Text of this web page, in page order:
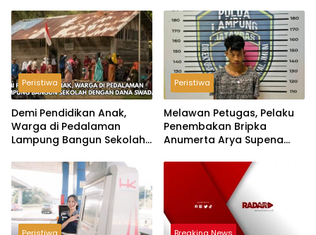
Peristiwa
Demi Pendidikan Anak,
Warga di Pedalaman
Lampung Bangun Sekolah
Peristiwa
Melawan Petugas, Pelaku
Penembakan Bripka
Anumerta Arya Supena
Hantu